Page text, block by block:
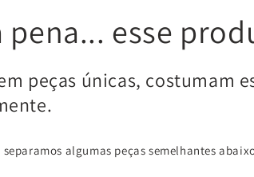
pena... esse
peças únicas, costumam
separamos algumas peças semelhantes